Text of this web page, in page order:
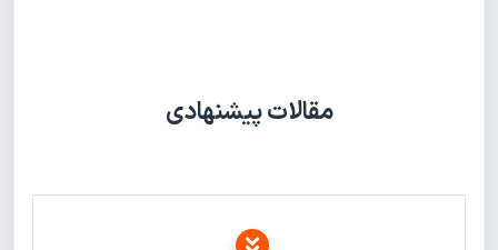
مقالات پیشنهادی